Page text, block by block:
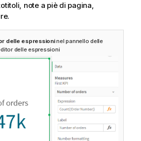
note a piè di pagina,
delle espressioninel pannello delle
delle espressioni